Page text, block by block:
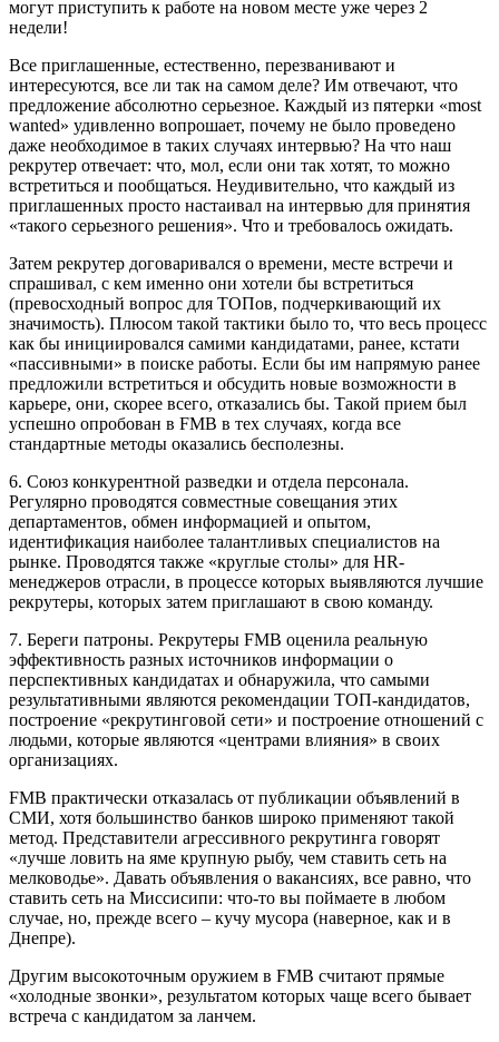
могут приступить к работе на новом месте уже через 2
недели!
Все приглашенные, естественно, перезванивают и
интересуются, все ли так на самом деле? Им отвечают, что
предложение абсолютно серьезное. Каждый из пятерки «most
wanted» удивленно вопрошает, почему не было проведено
даже необходимое в таких случаях интервью? На что наш
рекрутер отвечает: что, мол, если они так хотят, то можно
встретиться и пообщаться. Неудивительно, что каждый из
приглашенных просто настаивал на интервью для принятия
«такого серьезного решения». Что и требовалось ожидать.
Затем рекрутер договаривался о времени, месте встречи и
спрашивал, с кем именно они хотели бы встретиться
(превосходный вопрос для ТОПов, подчеркивающий их
значимость). Плюсом такой тактики было то, что весь процесс
как бы инициировался самими кандидатами, ранее, кстати
«пассивными» в поиске работы. Если бы им напрямую ранее
предложили встретиться и обсудить новые возможности в
карьере, они, скорее всего, отказались бы. Такой прием был
успешно опробован в FMB в тех случаях, когда все
стандартные методы оказались бесполезны.
6. Союз конкурентной разведки и отдела персонала.
Регулярно проводятся совместные совещания этих
департаментов, обмен информацией и опытом,
идентификация наиболее талантливых специалистов на
рынке. Проводятся также «круглые столы» для HR-
менеджеров отрасли, в процессе которых выявляются лучшие
рекрутеры, которых затем приглашают в свою команду.
7. Береги патроны. Рекрутеры FMB оценила реальную
эффективность разных источников информации о
перспективных кандидатах и обнаружила, что самыми
результативными являются рекомендации ТОП-кандидатов,
построение «рекрутинговой сети» и построение отношений с
людьми, которые являются «центрами влияния» в своих
организациях.
FMB практически отказалась от публикации объявлений в
СМИ, хотя большинство банков широко применяют такой
метод. Представители агрессивного рекрутинга говорят
«лучше ловить на яме крупную рыбу, чем ставить сеть на
мелководье». Давать объявления о вакансиях, все равно, что
ставить сеть на Миссисипи: что-то вы поймаете в любом
случае, но, прежде всего – кучу мусора (наверное, как и в
Днепре).
Другим высокоточным оружием в FMB считают прямые
«холодные звонки», результатом которых чаще всего бывает
встреча с кандидатом за ланчем.